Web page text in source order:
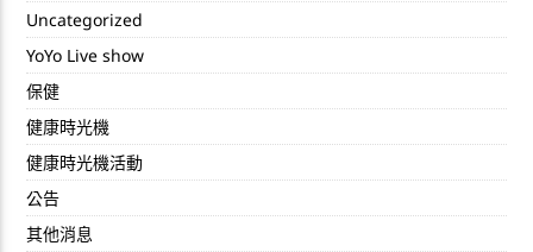
Uncategorized
YoYo Live show
保健
健康時光機
健康時光機活動
公告
其他消息